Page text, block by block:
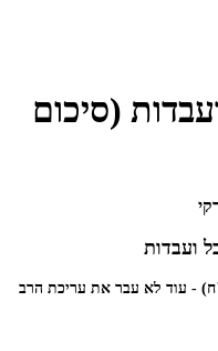
(סיכום
ועבדות
- עוד לא עבר את עריכת הרב